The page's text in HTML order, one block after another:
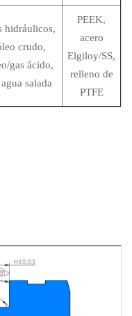
hidráulicos,
crudo,
gas ácido,
agua salada
PEEK,
acero
Elgiloy/SS,
relleno de
PTFE